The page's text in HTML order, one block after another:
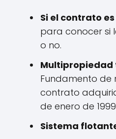
Si el contrato
para conocer si
o no.
Fundamento de
contrato
de enero de
Sistema